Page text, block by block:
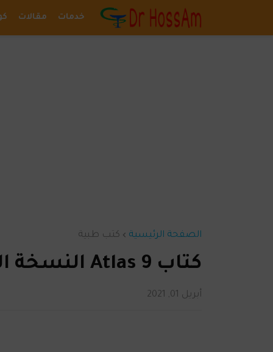
خدمات مقالات
الصفحة الرئيسية كتب طبية
كتاب Atlas 9 النسخة الأصلية Download Atlas 9
أبريل 01, 2021